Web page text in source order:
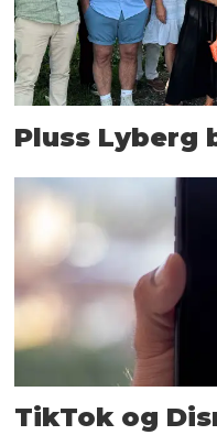
Pluss Lyberg
TikTok og